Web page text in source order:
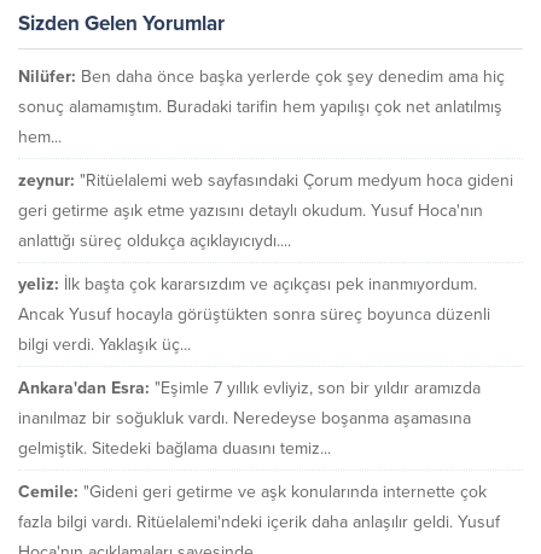
Sizden Gelen Yorumlar
Nilüfer: Ben daha önce başka yerlerde çok şey denedim ama hiç
sonuç alamamıştım. Buradaki tarifin hem yapılışı çok net anlatılmış
hem...
zeynur: "Ritüelalemi web sayfasındaki Çorum medyum hoca gideni
geri getirme aşık etme yazısını detaylı okudum. Yusuf Hoca'nın
anlattığı süreç oldukça açıklayıcıydı....
yeliz: İlk başta çok kararsızdım ve açıkçası pek inanmıyordum.
Ancak Yusuf hocayla görüştükten sonra süreç boyunca düzenli
bilgi verdi. Yaklaşık üç...
Ankara'dan Esra: "Eşimle 7 yıllık evliyiz, son bir yıldır aramızda
inanılmaz bir soğukluk vardı. Neredeyse boşanma aşamasına
gelmiştik. Sitedeki bağlama duasını temiz...
Cemile: "Gideni geri getirme ve aşk konularında internette çok
fazla bilgi vardı. Ritüelalemi'ndeki içerik daha anlaşılır geldi. Yusuf